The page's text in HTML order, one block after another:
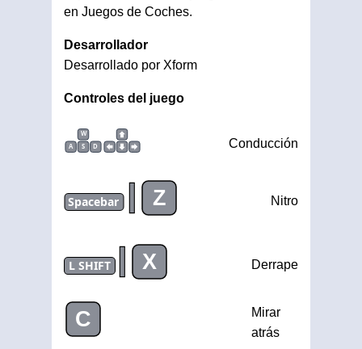
en Juegos de Coches.
Desarrollador
Desarrollado por Xform
Controles del juego
W
A
S D Conducción
Spacebar | Z Nitro
L SHIFT | X Derrape
C
Mirar
atrás